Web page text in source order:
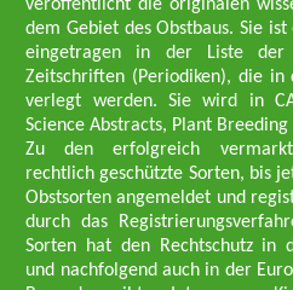
veröffentlicht die originalen
dem Gebiet des Obstbaus. Sie
eingetragen in der Liste der
Zeitschriften (Periodiken), die in
verlegt werden. Sie wird in
Science Abstracts, Plant
Zu den erfolgreich
rechtlich geschützte Sorten, bis
Obstsorten angemeldet und
durch das
Sorten hat den Rechtschutz in
und nachfolgend auch in der